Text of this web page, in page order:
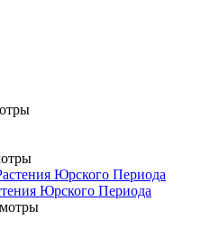
Юрского Периода